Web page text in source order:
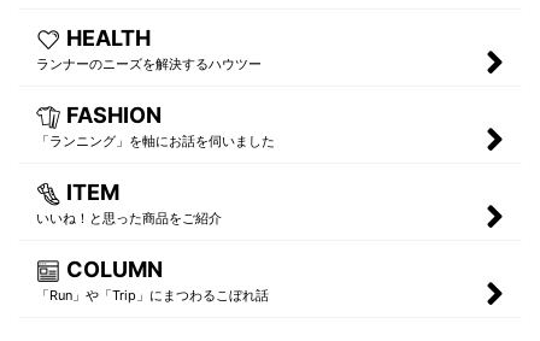
HEALTH
ランナーのニーズを解決するハウツー
FASHION
「ランニング」を軸にお話を伺いました
ITEM
いいね！と思った商品をご紹介
COLUMN
「Run」や「Trip」にまつわるこぼれ話